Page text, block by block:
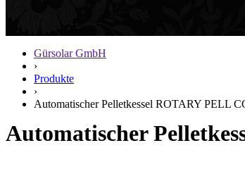
Gürsolar GmbH
›
Produkte
›
Automatischer Pelletkessel ROTARY PELL
Automatischer